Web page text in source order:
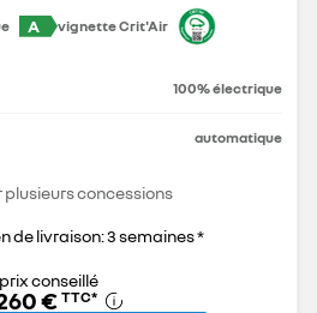
A vignette Crit'Air
100% électrique
automatique
concessions
de livraison: 3 semaines *
prix conseillé
€ TTC*